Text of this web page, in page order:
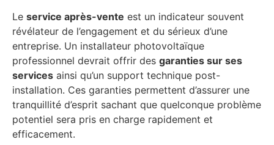
Le service après-vente est un indicateur souvent
révélateur de l’engagement et du sérieux d’une
entreprise. Un installateur photovoltaïque
professionnel devrait offrir des garanties sur ses
services ainsi qu’un support technique post-
installation. Ces garanties permettent d’assurer une
tranquillité d’esprit sachant que quelconque problème
potentiel sera pris en charge rapidement et
efficacement.